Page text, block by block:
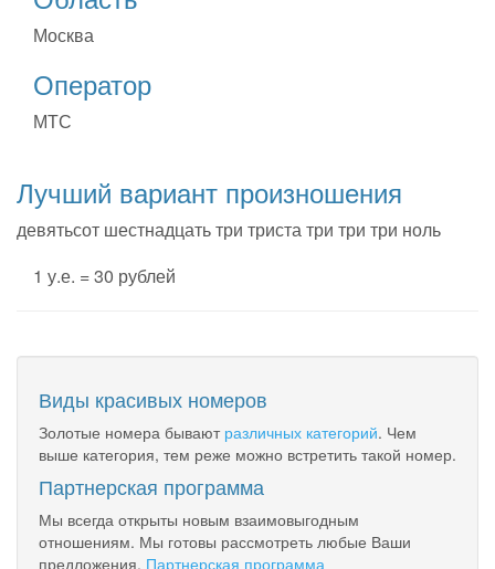
Москва
Оператор
МТС
Лучший вариант произношения
девятьсот шестнадцать три триста три три три ноль
1 у.е. = 30 рублей
Виды красивых номеров
Золотые номера бывают различных категорий. Чем
выше категория, тем реже можно встретить такой номер.
Партнерская программа
Мы всегда открыты новым взаимовыгодным
отношениям. Мы готовы рассмотреть любые Ваши
предложения. Партнерская программа